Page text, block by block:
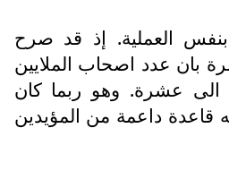
بنفس العملية. إذ قد صرح
بان عدد اصحاب الملايين
عشرة. وهو ربما كان
قاعدة داعمة من المؤيدين